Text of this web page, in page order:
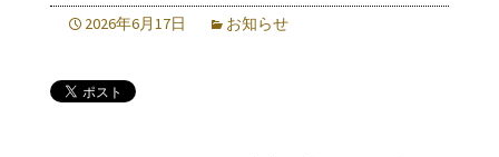
2026年6月17日 お知らせ